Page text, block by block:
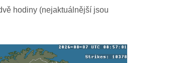
08:35
08:05
07:55
hodiny (nejaktuálnější jsou